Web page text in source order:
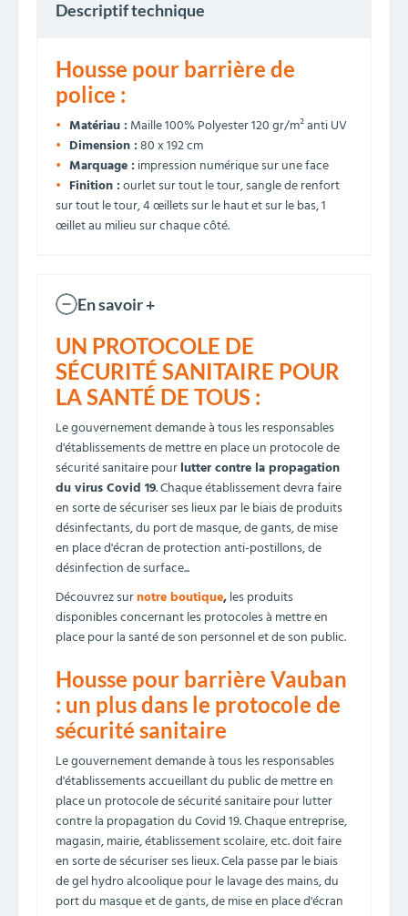
Descriptif technique
Housse pour barrière de
police :
Matériau : Maille 100% Polyester 120 gr/m² anti UV
Dimension :80 x 192 cm
Marquage : impression numérique sur une face
Finition :ourlet sur tout le tour, sangle de renfort
sur tout le tour, 4 œillets sur le haut et sur le bas, 1
œillet au milieu sur chaque côté.
En savoir +
UN PROTOCOLE DE
SÉCURITÉ SANITAIRE POUR
LA SANTÉ DE TOUS :
Le gouvernement demande à tous les responsables
d'établissements de mettre en place un protocole de
sécurité sanitaire pourlutter contre la propagation
du virus Covid 19. Chaque établissement devra faire
en sorte de sécuriser ses lieux par le biais de produits
désinfectants, du port de masque, de gants, de mise
en place d'écran de protection anti-postillons, de
désinfection de surface...
Découvrez surnotre boutique,les produits
disponibles concernant les protocoles à mettre en
place pour la santé de son personnel et de son public.
Housse pour barrière Vauban
: un plus dans le protocole de
sécurité sanitaire
Le gouvernement demande à tous les responsables
d'établissements accueillant du public de mettre en
place un protocole de sécurité sanitaire pour lutter
contre la propagation du Covid 19. Chaque entreprise,
magasin, mairie, établissement scolaire, etc. doit faire
en sorte de sécuriser ses lieux. Cela passe par le biais
de gel hydro alcoolique pour le lavage des mains, du
port du masque et de gants, de mise en place d'écran